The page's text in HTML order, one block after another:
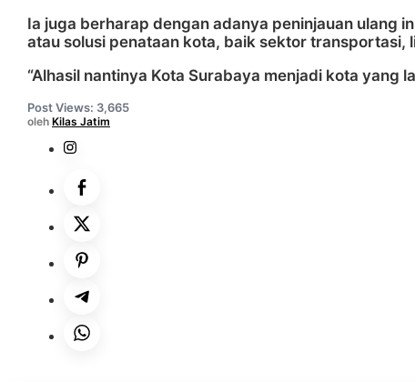
Ia juga berharap dengan adanya peninjauan ulang
atau solusi penataan kota, baik sektor transportasi,
“Alhasil nantinya Kota Surabaya menjadi kota yang
Post Views: 3,665
oleh Kilas Jatim